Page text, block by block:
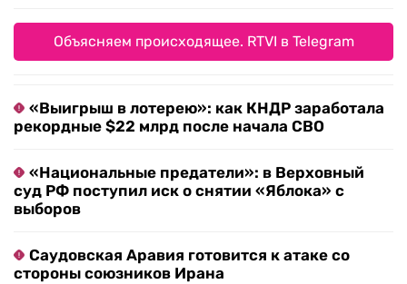
Объясняем происходящее. RTVI в Telegram
«Выигрыш в лотерею»: как КНДР заработала
рекордные $22 млрд после начала СВО
«Национальные предатели»: в Верховный
суд РФ поступил иск о снятии «Яблока» с
выборов
Саудовская Аравия готовится к атаке со
стороны союзников Ирана